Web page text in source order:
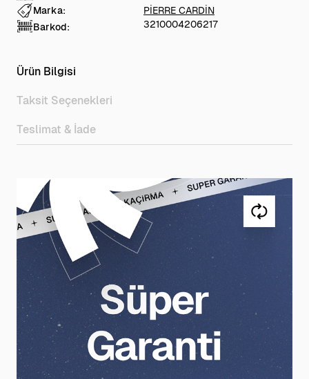
Marka:
PİERRE CARDİN
Barkod:
3210004206217
Ürün Bilgisi
Taksit Seçenekleri
Teslimat & İade